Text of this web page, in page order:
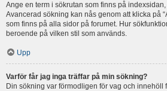
Ange en term i sökrutan som finns på
Avancerad sökning kan nås genom att klicka på
som finns på alla sidor på forumet. Hur
beroende på vilken stil som används.
Upp
Varför får jag inga träffar på min sökning?
Din sökning var förmodligen för vag och innehöll